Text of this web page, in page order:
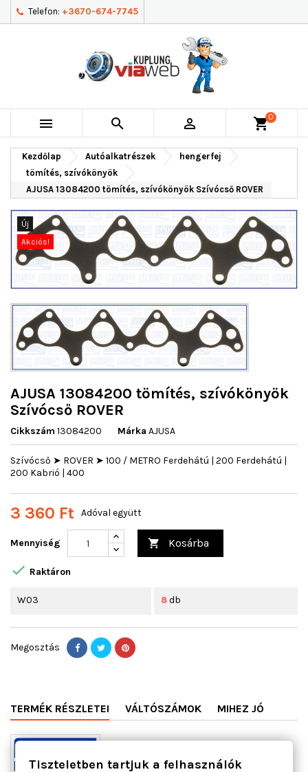
Telefon: +3670-674-7745
   shopping_cart0
Kezdőlap Autóalkatrészek
hengerfej
tömítés, szívókönyök
AJUSA 13084200 tömítés, szívókönyök Szívócső ROVER
Új
Akciós!
AJUSA 13084200 tömítés, szívókönyök
Szívócső ROVER
Cikkszám 13084200 Márka AJUSA
Szívócső ➤ ROVER ➤ 100 / METRO Ferdehátú | 200 Ferdehátú |
200 Kabrió | 400
3 360 Ft Adóval együtt
Mennyiség  Kosárba
 Raktáron
W03 8db
Megosztás
TERMÉK RÉSZLETEI VÁLTÓSZÁMOK MIHEZ JÓ
Tiszteletben tartjuk a felhasználók